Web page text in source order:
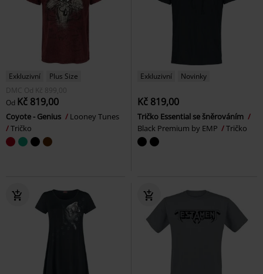
Exkluzivní
Plus Size
DMC Od Kč 899,00
Od Kč 819,00
Coyote - Genius
Looney Tunes
Tričko
Exkluzivní Novinky
Kč 819,00
Tričko Essential se šněrováním
Black Premium by EMP
Tričko